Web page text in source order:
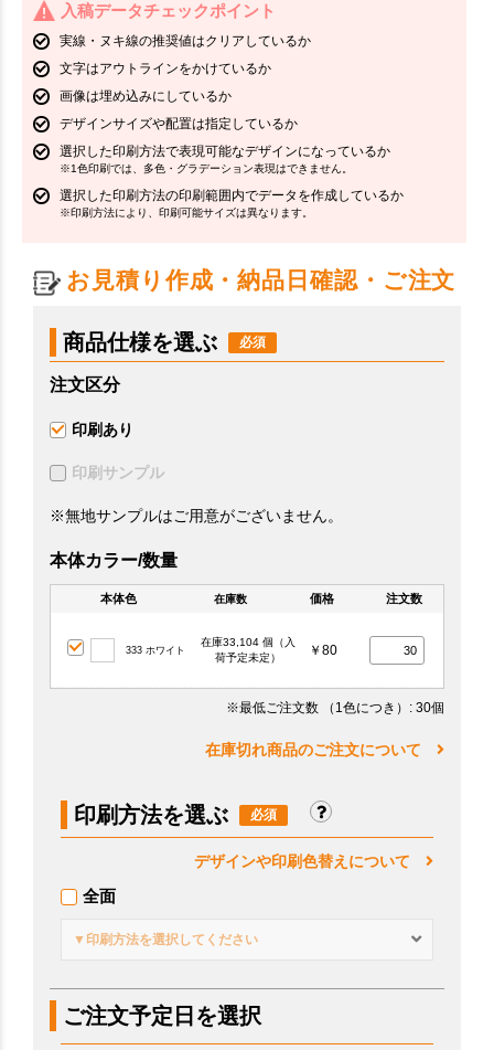
入稿データチェックポイント
実線・ヌキ線の推奨値はクリアしているか
文字はアウトラインをかけているか
画像は埋め込みにしているか
デザインサイズや配置は指定しているか
選択した印刷方法で表現可能なデザインになっているか
※1色印刷では、多色・グラデーション表現はできません。
選択した印刷方法の印刷範囲内でデータを作成しているか
※印刷方法により、印刷可能サイズは異なります。
お見積り作成・納品日確認・ご注文
商品仕様を選ぶ
注文区分
印刷あり
印刷サンプル
※無地サンプルはご用意がございません。
本体カラー/数量
本体色 在庫数 価格 注文数
333 ホワイト
在庫33,104 個（入
荷予定未定）
￥80
※最低ご注文数 （1色につき） : 30個
在庫切れ商品のご注文について
印刷方法を選ぶ
デザインや印刷色替えについて
全面
▼印刷方法を選択してください
ご注文予定日を選択